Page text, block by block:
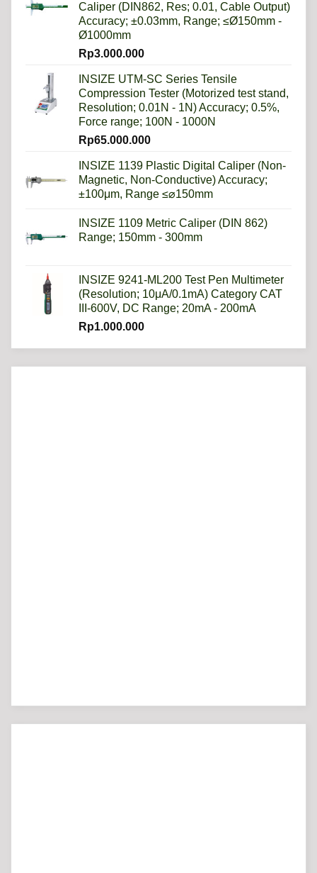
Caliper (DIN862, Res; 0.01, Cable Output)
Accuracy; ±0.03mm, Range; ≤Ø150mm -
Ø1000mm
Rp3.000.000
INSIZE UTM-SC Series Tensile
Compression Tester (Motorized test stand,
Resolution; 0.01N - 1N) Accuracy; 0.5%,
Force range; 100N - 1000N
Rp65.000.000
INSIZE 1139 Plastic Digital Caliper (Non-
Magnetic, Non-Conductive) Accuracy;
±100μm, Range ≤⌀150mm
INSIZE 1109 Metric Caliper (DIN 862)
Range; 150mm - 300mm
INSIZE 9241-ML200 Test Pen Multimeter
(Resolution; 10μA/0.1mA) Category CAT
III-600V, DC Range; 20mA - 200mA
Rp1.000.000